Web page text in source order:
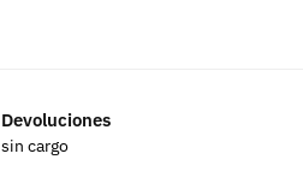
Devoluciones
sin cargo